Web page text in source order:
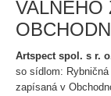
VALNÉHO
Artspect spol. s r.
so sídlom:
zapísaná v